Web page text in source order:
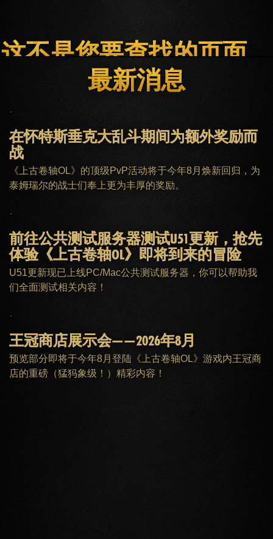
这不是您要查找的页面。
主页 ESO PLUS会员 客服
最新消息
在怀特斯垂克大乱斗期间为额外奖励而
战
《上古卷轴OL》的顶级PvP活动将于今年8月焕新回归，为
泰姆瑞尔的战士们奉上更为丰厚的奖励。
前往公共测试服务器测试U51更新，抢先
体验《上古卷轴OL》即将到来的冒险
U51更新现已上线PC/Mac公共测试服务器，你可以帮助我
们全面测试相关内容！
王冠商店展示会——2026年8月
预览部分即将于今年8月登陆《上古卷轴OL》游戏内王冠商
店的重磅（猛犸象级！）精彩内容！